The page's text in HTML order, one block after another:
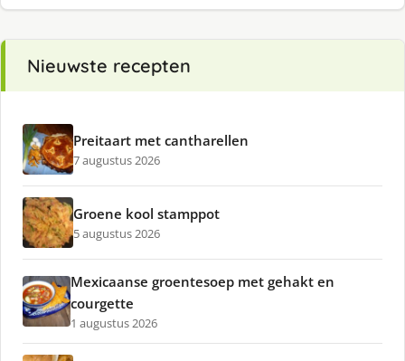
Nieuwste recepten
Preitaart met cantharellen
7 augustus 2026
Groene kool stamppot
5 augustus 2026
Mexicaanse groentesoep met gehakt en
courgette
1 augustus 2026